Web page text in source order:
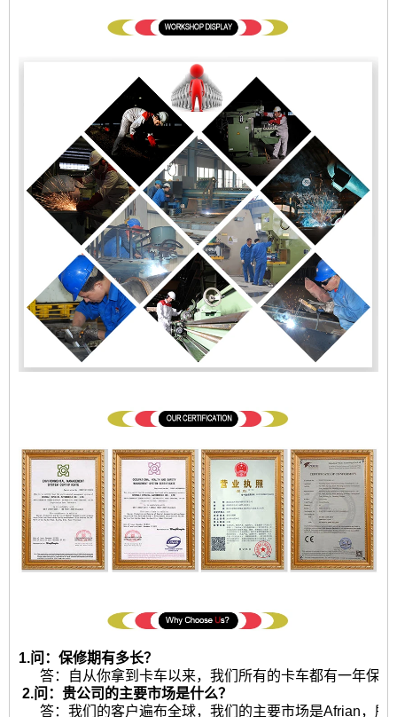
1.问：保修期有多长？
答：自从你拿到卡车以来，我们所有的卡车都有一年保修
2.问：贵公司的主要市场是什么？
答：我们的客户遍布全球，我们的主要市场是Afrian，所